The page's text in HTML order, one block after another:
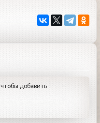
, чтобы добавить